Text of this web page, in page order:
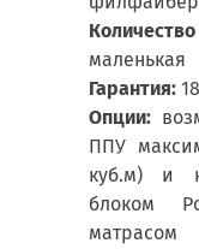
маленькая
Гарантия:
Опции:
ППУ
куб.м) и
блоком